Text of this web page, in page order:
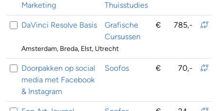
Marketing
Thuisstudies
DaVinci Resolve Basis
Grafische
Cursussen
€ 785,-
Amsterdam, Breda, Elst, Utrecht
Doorpakken op social
media met Facebook
& Instagram
Soofos € 70,-